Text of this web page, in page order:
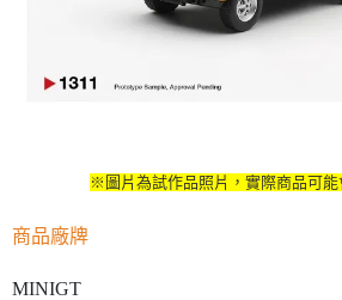
※圖片為試作品照片，實際商品可
商品廠牌
MINIGT